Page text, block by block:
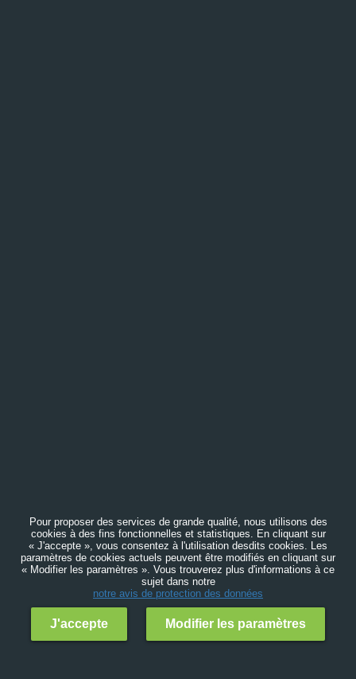
Pour proposer des services de grande qualité, nous utilisons des
cookies à des fins fonctionnelles et statistiques. En cliquant sur
« J'accepte », vous consentez à l'utilisation desdits cookies. Les
paramètres de cookies actuels peuvent être modifiés en cliquant sur
« Modifier les paramètres ». Vous trouverez plus d'informations à ce
sujet dans notre
notre avis de protection des données
J'accepte Modifier les paramètres